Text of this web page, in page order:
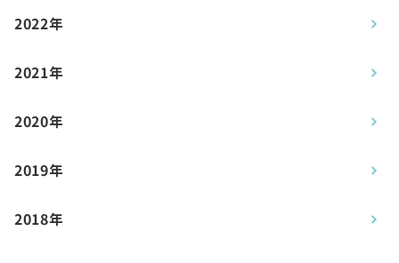
2022年
2021年
2020年
2019年
2018年